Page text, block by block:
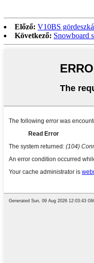
Előző: V10BS
Következő: Snowboard